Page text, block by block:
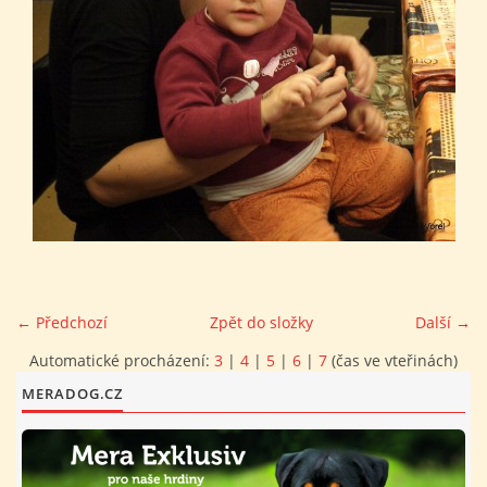
O NÁS - HISTORIE A SOUČASNOST
AVZO TSČ ČR CHRUDIM P.S.
← Předchozí Další →
Zpět do složky
Automatické procházení: 3 | 4 | 5 | 6 | 7 (čas ve vteřinách)
MERADOG.CZ